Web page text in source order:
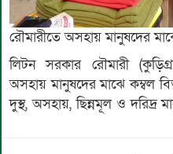
রৌমারীতে অসহায় মানুষদের
লিটন সরকার রৌমারী
অসহায় মানুষদের মাঝে কম্বল
দুস্থ, অসহায়, ছিন্নমূল ও দরিদ্র